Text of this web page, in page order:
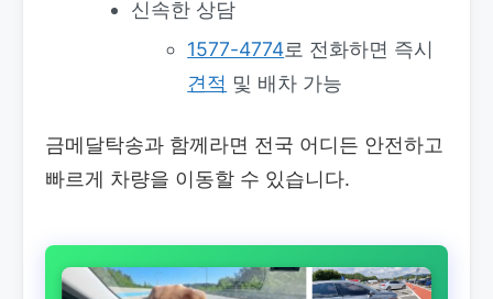
신속한 상담
1577-4774로 전화하면 즉시
견적 및 배차 가능
금메달탁송과 함께라면 전국 어디든 안전하고
빠르게 차량을 이동할 수 있습니다.